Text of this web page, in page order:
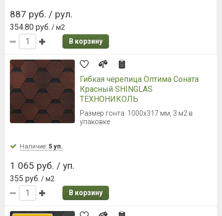
887 руб. / рул.
354.80 руб. / м2
В корзину
Гибкая черепица Оптима Соната
Красный SHINGLAS
ТЕХНОНИКОЛЬ
Размер гонта: 1000х317 мм, 3 м2 в
упаковке
Наличие: 5 уп.
1 065 руб. / уп.
355 руб. / м2
В корзину